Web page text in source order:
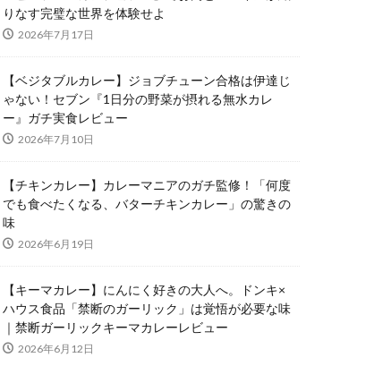
りなす完璧な世界を体験せよ
2026年7月17日
【ベジタブルカレー】ジョブチューン合格は伊達じ
ゃない！セブン『1日分の野菜が摂れる無水カレ
ー』ガチ実食レビュー
2026年7月10日
【チキンカレー】カレーマニアのガチ監修！「何度
でも食べたくなる、バターチキンカレー」の驚きの
味
2026年6月19日
【キーマカレー】にんにく好きの大人へ。ドンキ×
ハウス食品「禁断のガーリック」は覚悟が必要な味
｜禁断ガーリックキーマカレーレビュー
2026年6月12日